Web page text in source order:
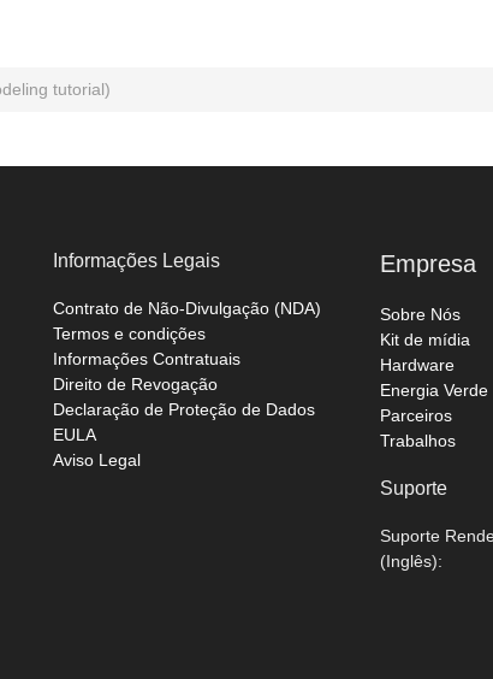
tutorial)
Informações Legais
Contrato de Não-Divulgação (NDA)
Termos e condições
Informações Contratuais
Direito de Revogação
Declaração de Proteção de Dados
EULA
Aviso Legal
Empresa
Sobre Nós
Kit de mídia
Hardware
Energia Verde
Parceiros
Trabalhos
Suporte
Suporte
(Inglês):